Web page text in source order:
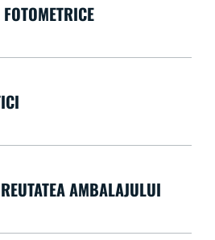
AMBALAJULUI